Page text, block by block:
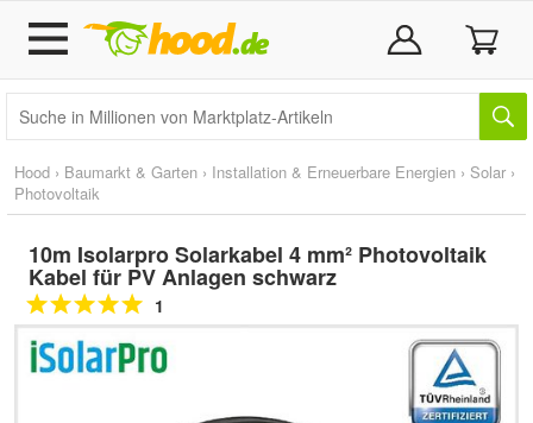
Hood › Baumarkt & Garten › Installation & Erneuerbare Energien › Solar ›
Photovoltaik
10m Isolarpro Solarkabel 4 mm² Photovoltaik
Kabel für PV Anlagen schwarz
1